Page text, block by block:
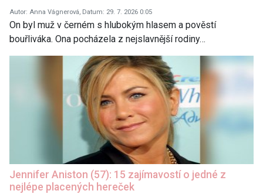
Autor: Anna Vágnerová, Datum: 29. 7. 2026 0:05
On byl muž v černém s hlubokým hlasem a pověstí
bouřliváka. Ona pocházela z nejslavnější rodiny…
Jennifer Aniston (57): 15 zajímavostí o jedné z
nejlépe placených hereček